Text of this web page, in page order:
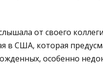
от своего
в США, которая
особенно